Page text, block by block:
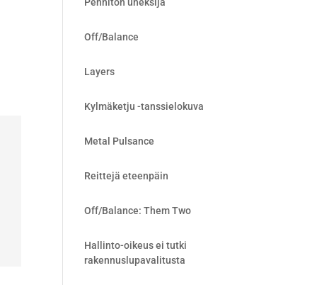
Off/Balance
Layers
Kylmäketju -tanssielokuva
Metal Pulsance
Reittejä eteenpäin
Off/Balance: Them Two
Hallinto-oikeus ei tutki
rakennuslupavalitusta